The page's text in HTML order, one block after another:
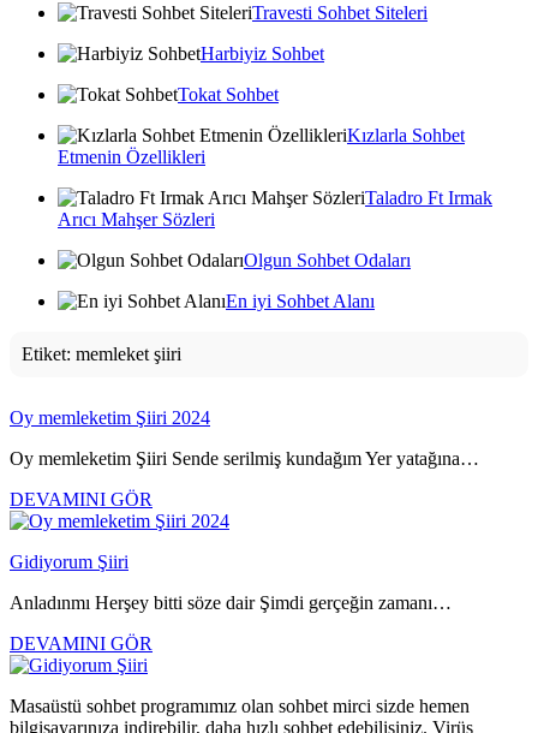
Travesti Sohbet Siteleri
Harbiyiz Sohbet
Tokat Sohbet
Kızlarla Sohbet
Etmenin Özellikleri
Taladro Ft Irmak
Arıcı Mahşer Sözleri
Olgun Sohbet Odaları
En iyi Sohbet Alanı
Etiket: memleket şiiri
Oy memleketim Şiiri 2024
Oy memleketim Şiiri Sende serilmiş kundağım Yer yatağına…
DEVAMINI GÖR
Gidiyorum Şiiri
Anladınmı Herşey bitti söze dair Şimdi gerçeğin zamanı…
DEVAMINI GÖR
Masaüstü sohbet programımız olan sohbet mirci sizde hemen
bilgisayarınıza indirebilir, daha hızlı sohbet edebilisiniz. Virüs